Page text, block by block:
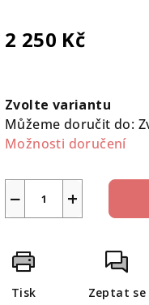
2 250 Kč
cena:
Zvolte variantu
Můžeme doručit do:
Možnosti doručení
+
−
Tisk Zeptat se